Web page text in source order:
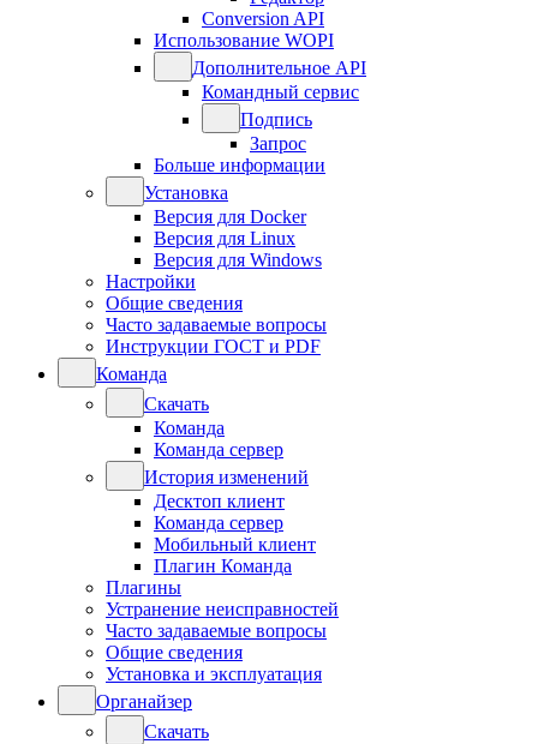
Conversion API
Использование WOPI
Дополнительное API
Командный сервис
Подпись
Запрос
Больше информации
Установка
Версия для Docker
Версия для Linux
Версия для Windows
Настройки
Общие сведения
Часто задаваемые вопросы
Инструкции ГОСТ и PDF
Команда
Скачать
Команда
Команда сервер
История изменений
Десктоп клиент
Команда сервер
Мобильный клиент
Плагин Команда
Плагины
Устранение неисправностей
Часто задаваемые вопросы
Общие сведения
Установка и эксплуатация
Органайзер
Скачать